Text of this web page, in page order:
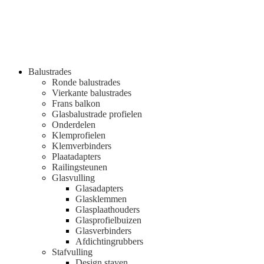
Balustrades
Ronde balustrades
Vierkante balustrades
Frans balkon
Glasbalustrade profielen
Onderdelen
Klemprofielen
Klemverbinders
Plaatadapters
Railingsteunen
Glasvulling
Glasadapters
Glasklemmen
Glasplaathouders
Glasprofielbuizen
Glasverbinders
Afdichtingrubbers
Stafvulling